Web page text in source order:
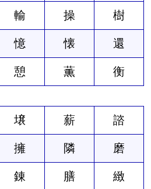
輸 操 樹
憶 懐 還
憩 薫 衡
壌 薪 諮
擁 隣 磨
錬 膳 緻